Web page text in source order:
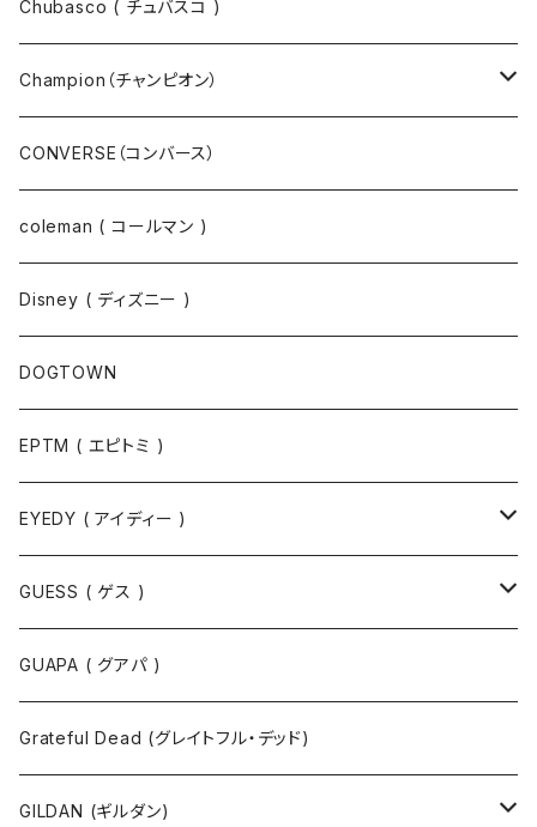
パーカー
ニット
ジャケット
コート
ポロシャツ
パンツ
パーカー
Chubasco ( チュバスコ )
Champion（チャンピオン）
スウェットパンツ
パーカー
スウェット
Tシャツ
CONVERSE（コンバース）
coleman ( コールマン )
Disney ( ディズニー )
DOGTOWN
EPTM ( エピトミ )
EYEDY ( アイディー )
Tシャツ
半袖Tシャツ
長袖Tシャツ
ポロシャツ
シャツ
スウェット
GUESS ( ゲス )
ジャケット
GUAPA ( グアパ )
Grateful Dead (グレイトフル・デッド)
GILDAN (ギルダン)